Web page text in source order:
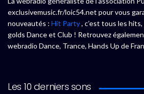
exclusivemusic.fr/loic54.net pour vous
nouveautés : Hit Party, c’est tous les
golds Dance et Club ! Retrouvez
webradio Dance, Trance, Hands Up de
Les 10 derniers sons